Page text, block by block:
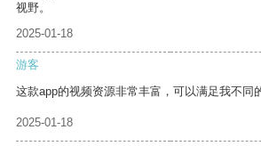
视野。
2025-01-18
游客
这款app的视频资源非常丰富，可以满足我不同
2025-01-18